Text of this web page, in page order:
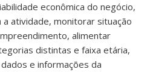
econômica do negócio,
atividade, monitorar situação
alimentar
distintas e faixa etária,
e informações da